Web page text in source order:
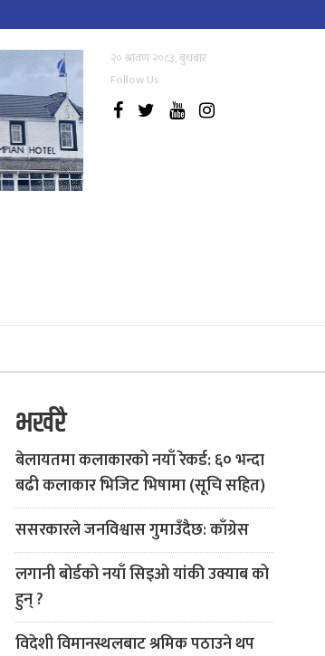
२० श्रावण २०८३, बुधबार
Follow Us
भर्खरै
बेलायतमा कलाकारको नयाँ रेकर्ड: ६० भन्दा
बढी कलाकार भिजिट भिषामा (सूचि सहित)
ससरकारले जनविश्वास गुमाउँदैछ: काँग्रेस
लगानी बोर्डको नयाँ सिइओ यांकी उक्याब को
हुन् ?
विदेशी विमानस्थलबाट श्रमिक पठाउने थप